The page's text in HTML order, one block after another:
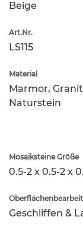
Beige
Art.Nr.
LS115
Material
Marmor,
Naturstein
Mosaiksteine Größe
0.5-2 x 0.5-2 x
Geschliffen &